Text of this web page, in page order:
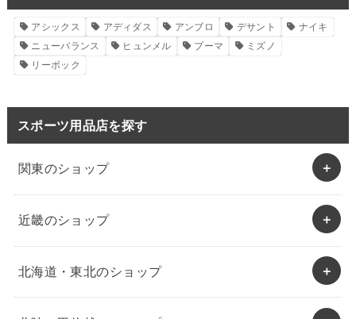
アシックス アディダス アンブロ デサント
ナイキ
ニューバランス
ヒュンメル プーマ
ミズノ
リーボック
スポーツ用品店を探す
関東のショップ
近畿のショップ
北海道・東北のショップ